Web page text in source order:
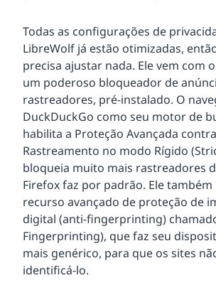
Todas as configurações de
LibreWolf já estão otimizadas,
precisa ajustar nada. Ele vem com
um poderoso bloqueador de
rastreadores, pré-instalado. O
DuckDuckGo como seu motor de
habilita a Proteção Avançada contra
Rastreamento no modo Rígido
bloqueia muito mais rastreadores
Firefox faz por padrão. Ele
recurso avançado de proteção de
digital (anti-fingerprinting)
Fingerprinting), que faz seu
mais genérico, para que os sites
identificá-lo.